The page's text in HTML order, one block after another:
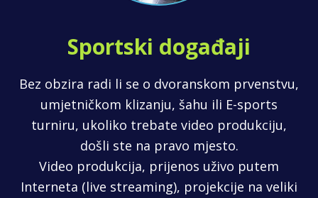
Sportski događaji
Bez obzira radi li se o dvoranskom prvenstvu,
umjetničkom klizanju, šahu ili E-sports
turniru, ukoliko trebate video produkciju,
došli ste na pravo mjesto.
Video produkcija, prijenos uživo putem
Interneta (live streaming), projekcije na veliki